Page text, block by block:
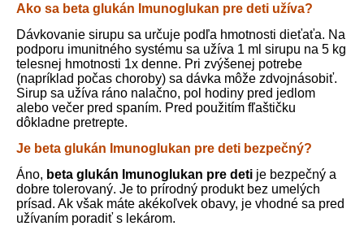
Ako sa beta glukán Imunoglukan pre deti užíva?
Dávkovanie sirupu sa určuje podľa hmotnosti dieťaťa. Na
podporu imunitného systému sa užíva 1 ml sirupu na 5 kg
telesnej hmotnosti 1x denne. Pri zvýšenej potrebe
(napríklad počas choroby) sa dávka môže zdvojnásobiť.
Sirup sa užíva ráno nalačno, pol hodiny pred jedlom
alebo večer pred spaním. Pred použitím fľaštičku
dôkladne pretrepte.
Je beta glukán Imunoglukan pre deti bezpečný?
Áno, beta glukán Imunoglukan pre deti je bezpečný a
dobre tolerovaný. Je to prírodný produkt bez umelých
prísad. Ak však máte akékoľvek obavy, je vhodné sa pred
užívaním poradiť s lekárom.